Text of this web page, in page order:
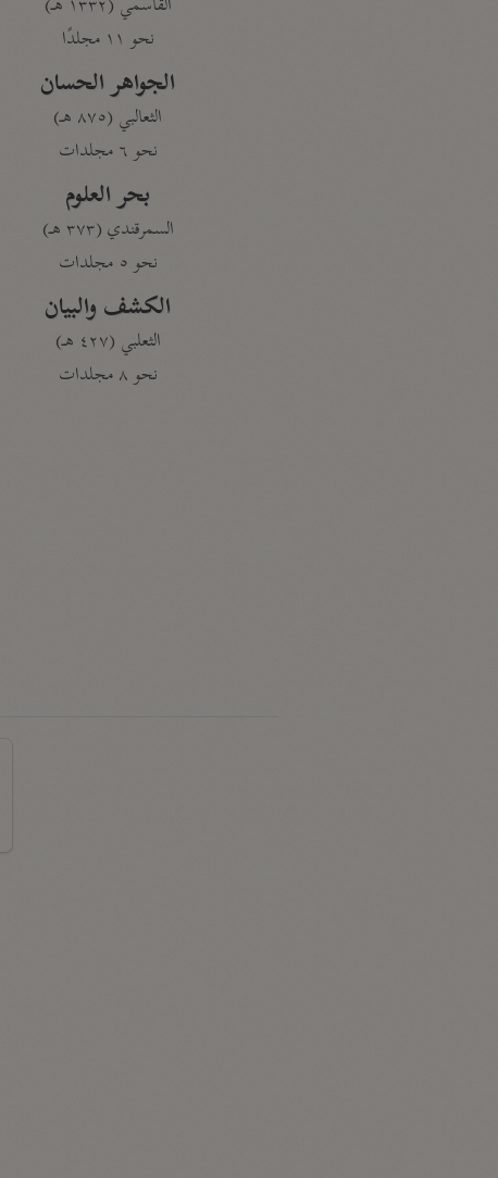
نحو ١١ مجلدًا
الجواهر الحسان
الثعالبي (٨٧٥ هـ)
نحو ٦ مجلدات
بحر العلوم
السمرقندي (٣٧٣ هـ)
نحو ٥ مجلدات
الكشف والبيان
الثعلبي (٤٢٧ هـ)
نحو ٨ مجلدات